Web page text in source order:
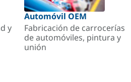
y
Automóvil OEM
Fabricación de carrocerías
de automóviles, pintura y
unión